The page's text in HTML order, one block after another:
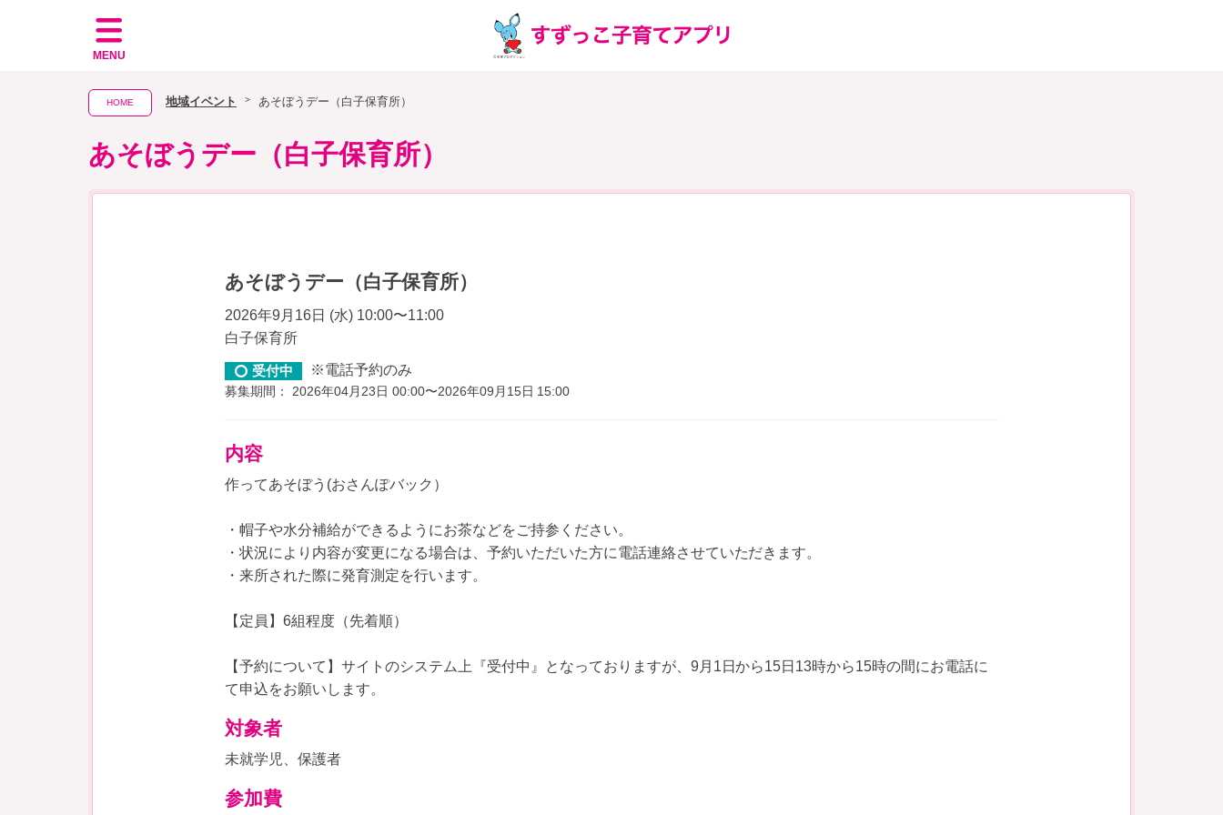
MENU
HOME 地域イベント あそぼうデー（白子保育所）
あそぼうデー（白子保育所）
あそぼうデー（白子保育所）
2026年9月16日 (水) 10:00〜11:00
白子保育所
受付中 ※電話予約のみ
募集期間： 2026年04月23日 00:00〜2026年09月15日 15:00
内容
作ってあそぼう(おさんぽバック）
・帽子や水分補給ができるようにお茶などをご持参ください。
・状況により内容が変更になる場合は、予約いただいた方に電話連絡させていただきます。
・来所された際に発育測定を行います。
【定員】6組程度（先着順）
【予約について】サイトのシステム上『受付中』となっておりますが、9月1日から15日13時から15時の間にお電話に
て申込をお願いします。
対象者
未就学児、保護者
参加費